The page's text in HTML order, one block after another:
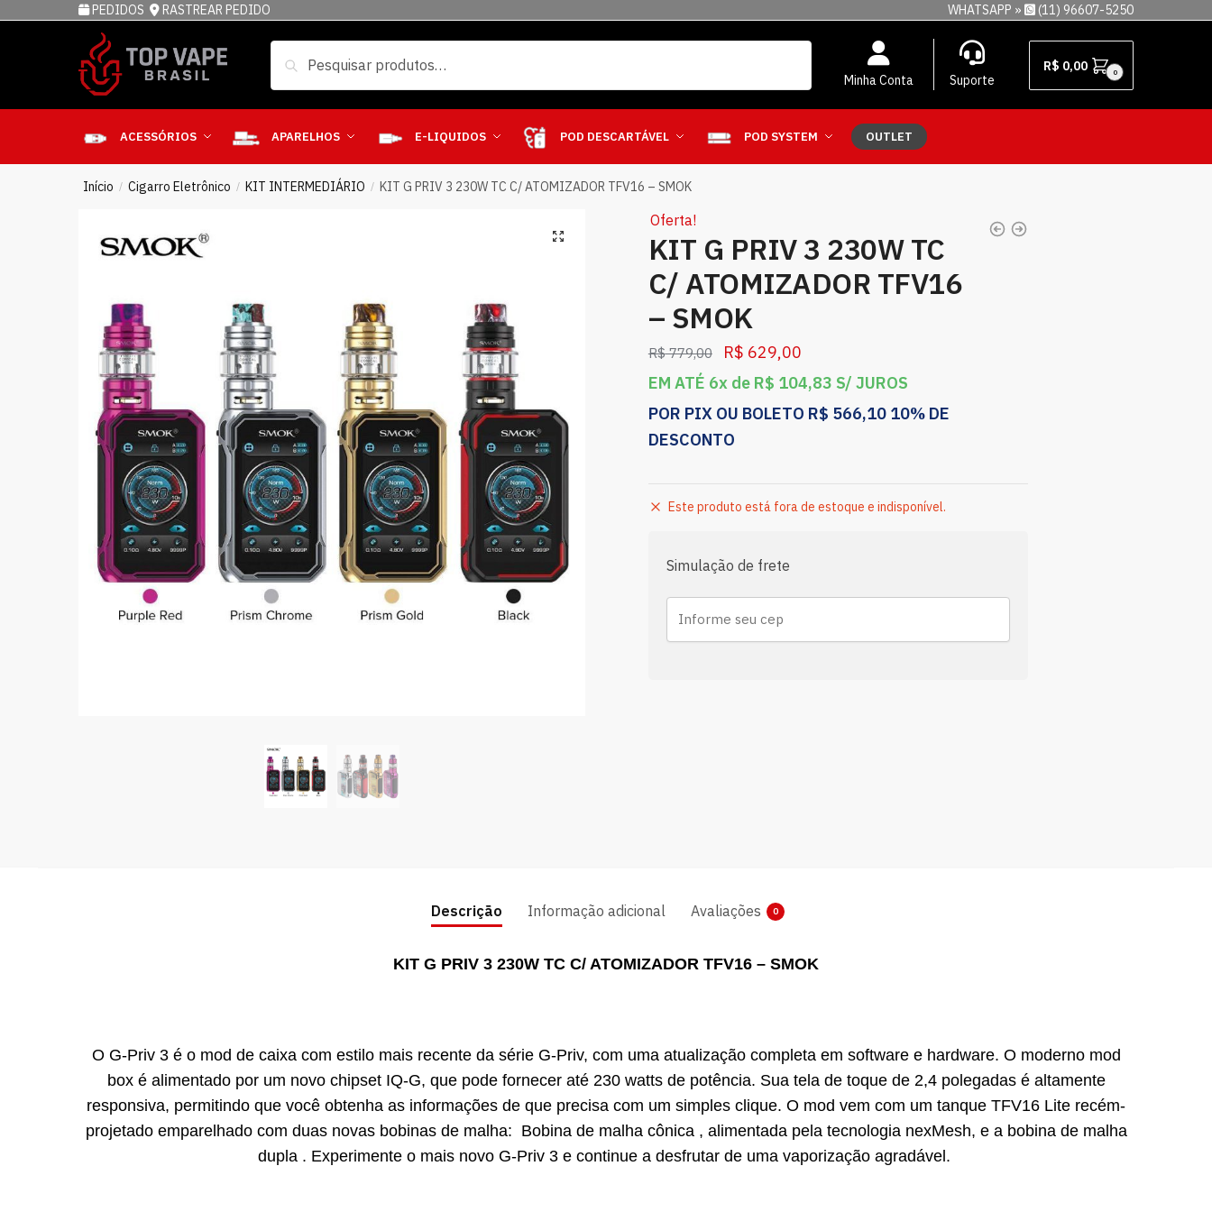
PEDIDOS RASTREAR PEDIDO WHATSAPP » (11) 96607-5250
Minha Conta Suporte
R$ 0,00 0
ACESSÓRIOS APARELHOS E-LIQUIDOS POD DESCARTÁVEL POD SYSTEM OUTLET
Início / Cigarro Eletrônico / KIT INTERMEDIÁRIO / KIT G PRIV 3 230W TC C/ ATOMIZADOR TFV16 – SMOK
Oferta!
KIT G PRIV 3 230W TC
C/ ATOMIZADOR TFV16
– SMOK
R$779,00 R$ 629,00
EM ATÉ 6x de R$ 104,83 S/ JUROS
POR PIX OU BOLETO R$ 566,10 10% DE
DESCONTO
Este produto está fora de estoque e indisponível.
Simulação de frete
Descrição Informação adicional Avaliações 0
KIT G PRIV 3 230W TC C/ ATOMIZADOR TFV16 – SMOK
O G-Priv 3 é o mod de caixa com estilo mais recente da série G-Priv, com uma atualização completa em software e hardware. O moderno mod
box é alimentado por um novo chipset IQ-G, que pode fornecer até 230 watts de potência. Sua tela de toque de 2,4 polegadas é altamente
responsiva, permitindo que você obtenha as informações de que precisa com um simples clique. O mod vem com um tanque TFV16 Lite recém-
projetado emparelhado com duas novas bobinas de malha: Bobina de malha cônica , alimentada pela tecnologia nexMesh, e a bobina de malha
dupla . Experimente o mais novo G-Priv 3 e continue a desfrutar de uma vaporização agradável.